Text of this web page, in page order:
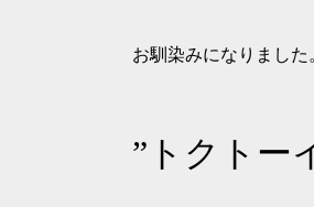
お馴染みになりました
”トクトー